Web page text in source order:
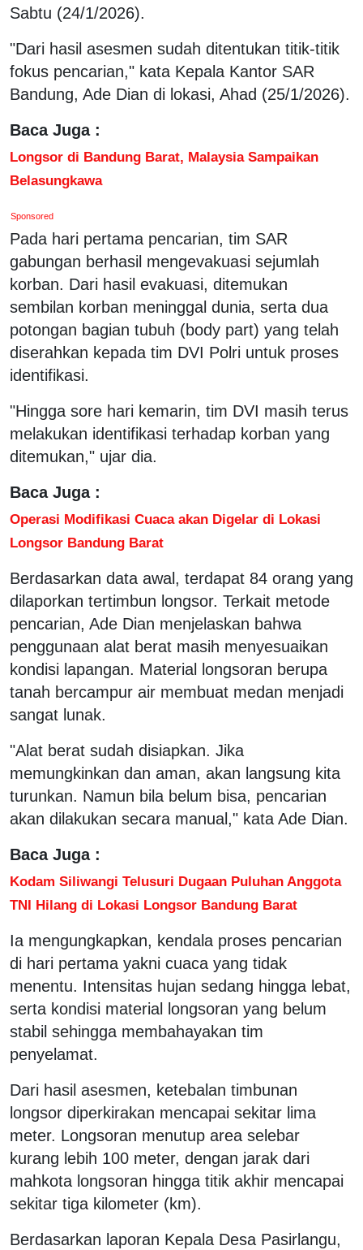
Sabtu (24/1/2026).
"Dari hasil asesmen sudah ditentukan titik-titik
fokus pencarian," kata Kepala Kantor SAR
Bandung, Ade Dian di lokasi, Ahad (25/1/2026).
Baca Juga :
Longsor di Bandung Barat, Malaysia Sampaikan
Belasungkawa
Sponsored
Pada hari pertama pencarian, tim SAR
gabungan berhasil mengevakuasi sejumlah
korban. Dari hasil evakuasi, ditemukan
sembilan korban meninggal dunia, serta dua
potongan bagian tubuh (body part) yang telah
diserahkan kepada tim DVI Polri untuk proses
identifikasi.
"Hingga sore hari kemarin, tim DVI masih terus
melakukan identifikasi terhadap korban yang
ditemukan," ujar dia.
Baca Juga :
Operasi Modifikasi Cuaca akan Digelar di Lokasi
Longsor Bandung Barat
Berdasarkan data awal, terdapat 84 orang yang
dilaporkan tertimbun longsor. Terkait metode
pencarian, Ade Dian menjelaskan bahwa
penggunaan alat berat masih menyesuaikan
kondisi lapangan. Material longsoran berupa
tanah bercampur air membuat medan menjadi
sangat lunak.
"Alat berat sudah disiapkan. Jika
memungkinkan dan aman, akan langsung kita
turunkan. Namun bila belum bisa, pencarian
akan dilakukan secara manual," kata Ade Dian.
Baca Juga :
Kodam Siliwangi Telusuri Dugaan Puluhan Anggota
TNI Hilang di Lokasi Longsor Bandung Barat
Ia mengungkapkan, kendala proses pencarian
di hari pertama yakni cuaca yang tidak
menentu. Intensitas hujan sedang hingga lebat,
serta kondisi material longsoran yang belum
stabil sehingga membahayakan tim
penyelamat.
Dari hasil asesmen, ketebalan timbunan
longsor diperkirakan mencapai sekitar lima
meter. Longsoran menutup area selebar
kurang lebih 100 meter, dengan jarak dari
mahkota longsoran hingga titik akhir mencapai
sekitar tiga kilometer (km).
Berdasarkan laporan Kepala Desa Pasirlangu,